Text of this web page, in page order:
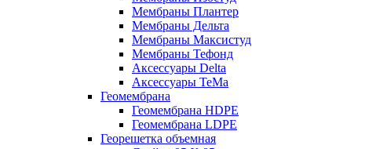
Мембраны Плантер
Мембраны Дельта
Мембраны Максистуд
Мембраны Тефонд
Аксессуары Delta
Аксессуары TeMa
Геомембрана
Геомембрана HDPE
Геомембрана LDPE
Георешетка объемная